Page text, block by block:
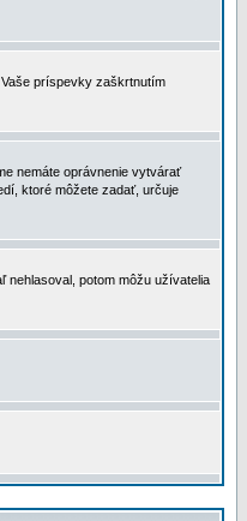
príspevky zaškrtnutím
nemáte oprávnenie vytvárať
ktoré môžete zadať, určuje
nehlasoval, potom môžu užívatelia